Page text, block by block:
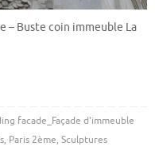
– Buste coin immeuble La
facade_Façade d'immeuble
, Paris 2ème, Sculptures